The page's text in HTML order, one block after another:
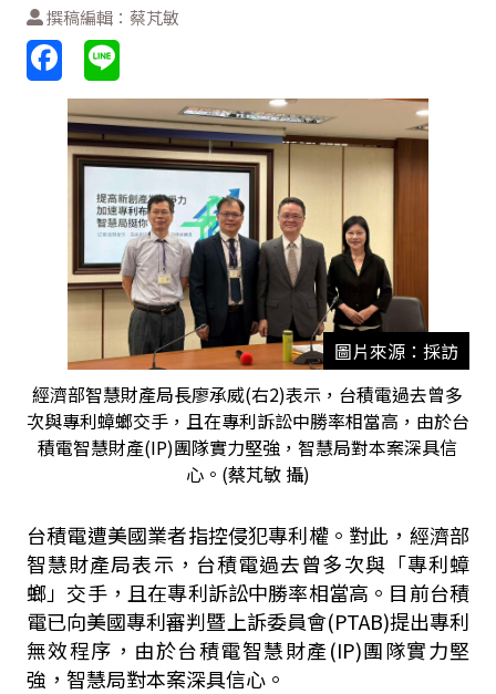
撰稿編輯：蔡芃敏
圖片來源：採訪
經濟部智慧財產局長廖承威(右2)表示，台積電過去曾多
次與專利蟑螂交手，且在專利訴訟中勝率相當高，由於台
積電智慧財產(IP)團隊實力堅強，智慧局對本案深具信
心。(蔡芃敏 攝)
台積電遭美國業者指控侵犯專利權。對此，經濟部
智慧財產局表示，台積電過去曾多次與「專利蟑
螂」交手，且在專利訴訟中勝率相當高。目前台積
電已向美國專利審判暨上訴委員會(PTAB)提出專利
無效程序，由於台積電智慧財產(IP)團隊實力堅
強，智慧局對本案深具信心。